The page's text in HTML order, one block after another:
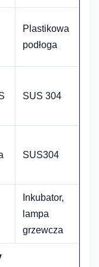
Plastikowa
podłoga
SUS 304
SUS304
Inkubator,
lampa
grzewcza